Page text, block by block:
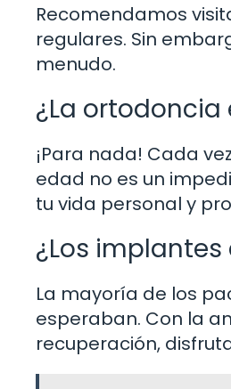
Recomendamos
regulares. Sin
menudo.
¿La
¡Para nada! Cada
edad no es un
tu vida personal y
¿Los
La mayoría de los
esperaban. Con la
recuperación,